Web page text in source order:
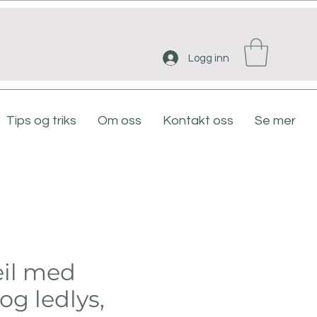
Logg inn
Tips og triks Om oss Kontakt oss Se mer
med
ledlys,